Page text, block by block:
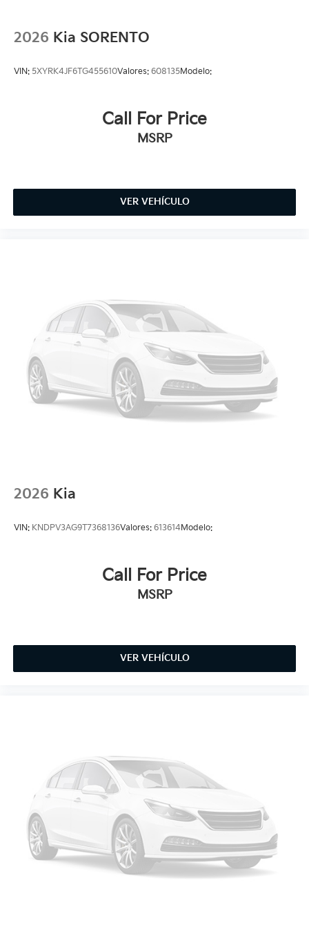
2026 Kia SORENTO
VIN: 5XYRK4JF6TG455610Valores: 608135Modelo:
Call For Price
MSRP
VER VEHÍCULO
2026 Kia
VIN: KNDPV3AG9T7368136Valores: 613614Modelo:
Call For Price
MSRP
VER VEHÍCULO